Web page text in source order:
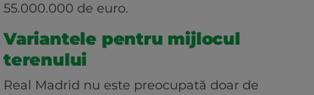
55.000.000 de euro.
Variantele pentru mijlocul
terenului
Real Madrid nu este preocupată doar de